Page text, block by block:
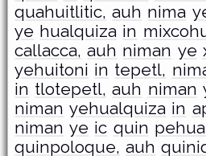
quahuitlitic, auh nima
ye hualquiza in
callacca, auh niman ye
yehuitoni in tepetl,
in tlotepetl, auh niman
niman yehualquiza in
niman ye ic quin
quinpoloque, auh